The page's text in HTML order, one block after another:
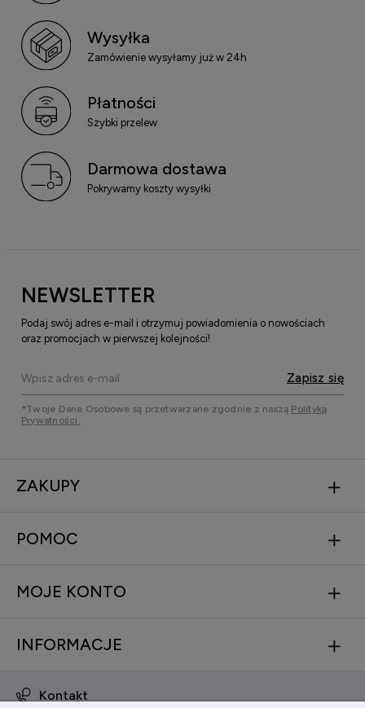
Wysyłka
Zamówienie wysyłamy już w 24h
Płatności
Szybki przelew
Darmowa dostawa
Pokrywamy koszty wysyłki
NEWSLETTER
Podaj swój adres e-mail i otrzymuj powiadomienia o nowościach
oraz promocjach w pierwszej kolejności!
Zapisz się
*Twoje Dane Osobowe są przetwarzane zgodnie z naszą Polityką
Prywatności.
ZAKUPY
POMOC
MOJE KONTO
INFORMACJE
Kontakt